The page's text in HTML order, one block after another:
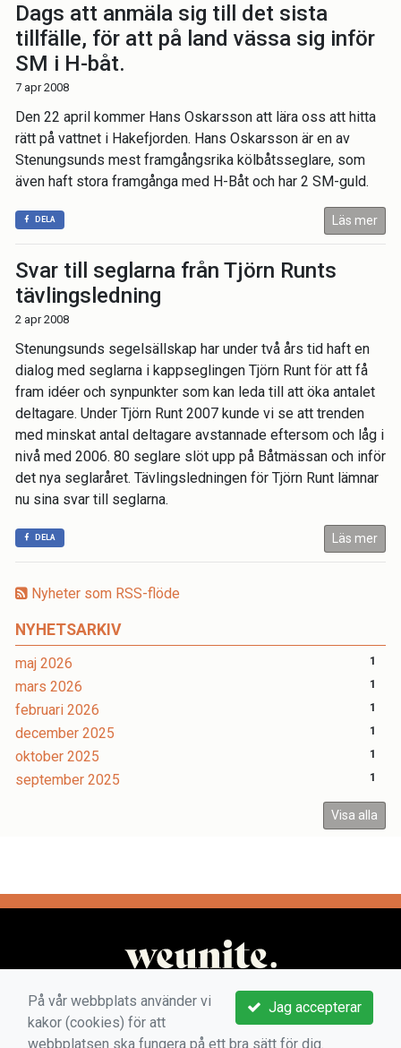
Nyheter som RSS-flöde
NYHETSARKIV
maj 2026 1
mars 2026 1
februari 2026 1
december 2025 1
oktober 2025 1
september 2025 1
Visa alla
Dags att anmäla sig till det sista
tillfälle, för att på land vässa sig inför
SM i H-båt.
7 apr 2008
Den 22 april kommer Hans Oskarsson att lära oss att hitta
rätt på vattnet i Hakefjorden. Hans Oskarsson är en av
Stenungsunds mest framgångsrika kölbåtsseglare, som
även haft stora framgånga med H-Båt och har 2 SM-guld.
DELA Läs mer
Svar till seglarna från Tjörn Runts
tävlingsledning
2 apr 2008
Stenungsunds segelsällskap har under två års tid haft en
dialog med seglarna i kappseglingen Tjörn Runt för att få
fram idéer och synpunkter som kan leda till att öka antalet
deltagare. Under Tjörn Runt 2007 kunde vi se att trenden
med minskat antal deltagare avstannade eftersom och låg i
nivå med 2006. 80 seglare slöt upp på Båtmässan och inför
det nya seglaråret. Tävlingsledningen för Tjörn Runt lämnar
nu sina svar till seglarna.
DELA Läs mer
Jag accepterar
På vår webbplats använder vi
kakor (cookies) för att
webbplatsen ska fungera på ett bra sätt för dig.